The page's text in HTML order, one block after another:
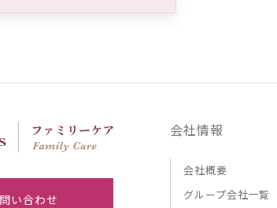
い合わせ
会社情報
会社概要
グループ会社一覧